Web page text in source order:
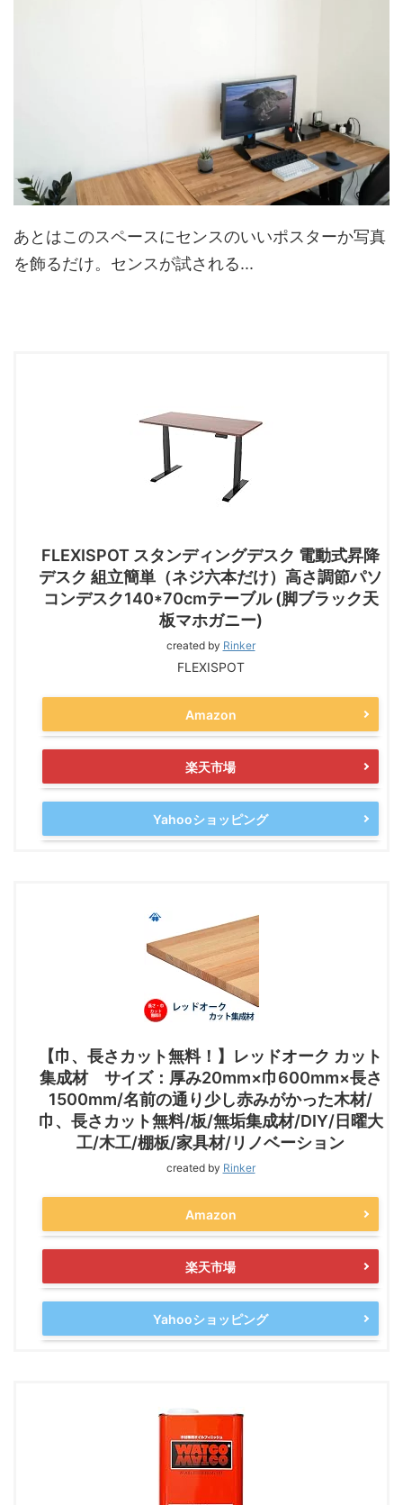
あとはこのスペースにセンスのいいポスターか写真
を飾るだけ。センスが試される...
FLEXISPOT スタンディングデスク 電動式昇降
デスク 組立簡単（ネジ六本だけ）高さ調節パソ
コンデスク140*70cmテーブル (脚ブラック天
板マホガニー)
created by Rinker
FLEXISPOT
Amazon
楽天市場
Yahooショッピング
【巾、長さカット無料！】レッドオーク カット
集成材 サイズ：厚み20mm×巾600mm×長さ
1500mm/名前の通り少し赤みがかった木材/
巾、長さカット無料/板/無垢集成材/DIY/日曜大
工/木工/棚板/家具材/リノベーション
created by Rinker
Amazon
楽天市場
Yahooショッピング